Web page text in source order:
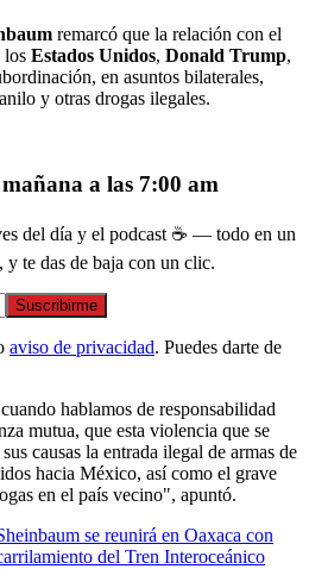
remarcó que la relación con el
los Estados Unidos, Donald Trump,
en asuntos bilaterales,
y otras drogas ilegales.
a las 7:00 am
del día y el podcast ☕ — todo en un
te das de baja con un clic.
Suscribirme
aviso de privacidad. Puedes darte de
hablamos de responsabilidad
mutua, que esta violencia que se
causas la entrada ilegal de armas de
hacia México, así como el grave
en el país vecino", apuntó.
se reunirá en Oaxaca con
del Tren Interoceánico